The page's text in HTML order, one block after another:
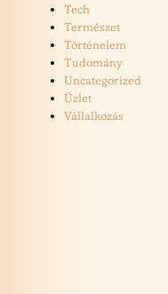
Tech
Természet
Történelem
Tudomány
Uncategorized
Üzlet
Vállalkozás